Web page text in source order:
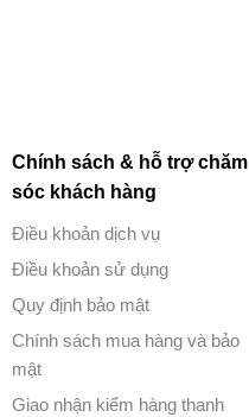
Chính sách & hỗ trợ chăm
sóc khách hàng
Điều khoản dịch vụ
Điều khoản sử dụng
Quy định bảo mật
Chính sách mua hàng và bảo
mật
Giao nhận kiểm hàng thanh